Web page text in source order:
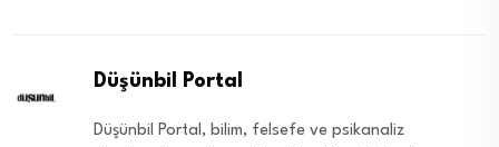
Düşünbil Portal
Düşünbil Portal, bilim, felsefe ve psikanaliz